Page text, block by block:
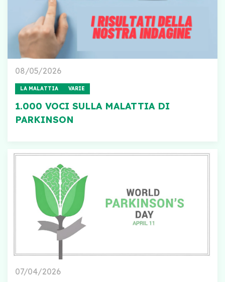
08/05/2026
LA MALATTIA VARIE
1.000 VOCI SULLA MALATTIA DI
PARKINSON
07/04/2026